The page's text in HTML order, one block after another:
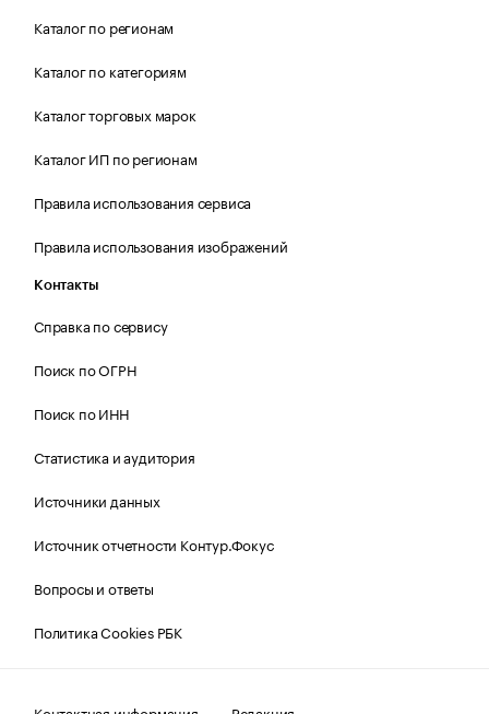
Каталог по регионам
Каталог по категориям
Каталог торговых марок
Каталог ИП по регионам
Правила использования сервиса
Правила использования изображений
Контакты
Справка по сервису
Поиск по ОГРН
Поиск по ИНН
Статистика и аудитория
Источники данных
Источник отчетности Контур.Фокус
Вопросы и ответы
Политика Cookies РБК